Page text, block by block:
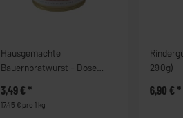
Hausgemachte
Bauernbratwurst - Dose
3,49 €*
17,45 € pro 1 kg
290g)
6,90 €*